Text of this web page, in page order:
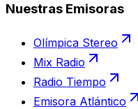
Nuestras Emisoras
Olímpica Stereo
Mix Radio
Radio Tiempo
Emisora Atlántico